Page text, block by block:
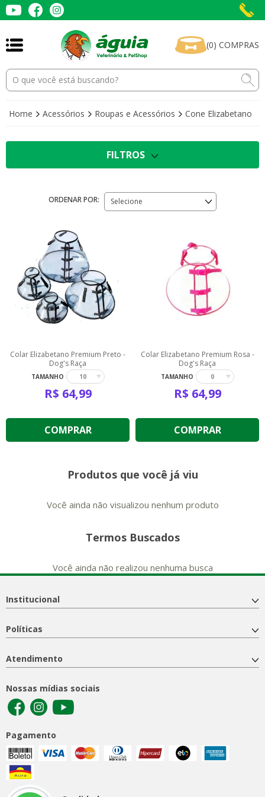
(0) COMPRAS
Home Acessórios Roupas e Acessórios Cone Elizabetano
FILTROS
ORDENAR POR: Selecione
Colar Elizabetano Premium Preto -
Dog's Raça
TAMANHO 10
R$ 64,99
COMPRAR
Colar Elizabetano Premium Rosa -
Dog's Raça
TAMANHO 0
R$ 64,99
COMPRAR
Produtos que você já viu
Você ainda não visualizou nenhum produto
Termos Buscados
Você ainda não realizou nenhuma busca
Institucional
Políticas
Atendimento
Nossas mídias sociais
Pagamento